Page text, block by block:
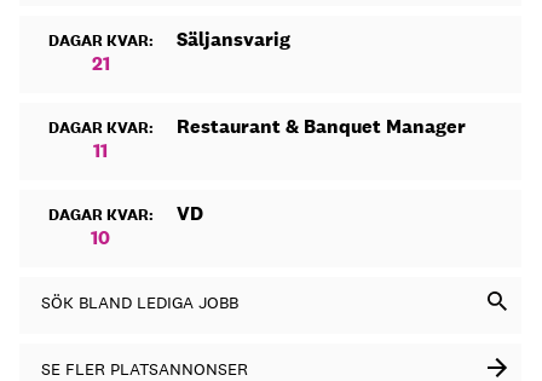
DAGAR KVAR:
21
Säljansvarig
DAGAR KVAR:
11
Restaurant & Banquet Manager
DAGAR KVAR:
10
VD
SÖK BLAND LEDIGA JOBB
SE FLER PLATSANNONSER